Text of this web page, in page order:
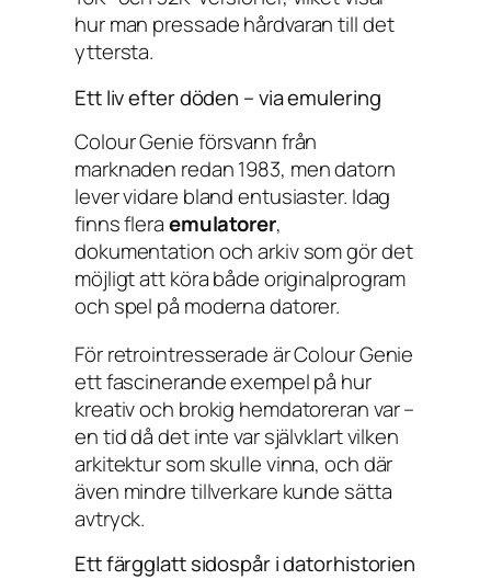
hur man pressade hårdvaran till det
yttersta.
Ett liv efter döden – via emulering
Colour Genie försvann från
marknaden redan 1983, men datorn
lever vidare bland entusiaster. Idag
finns fleraemulatorer,
dokumentation och arkiv som gör det
möjligt att köra både originalprogram
och spel på moderna datorer.
För retrointresserade är Colour Genie
ett fascinerande exempel på hur
kreativ och brokig hemdatoreran var –
en tid då det inte var självklart vilken
arkitektur som skulle vinna, och där
även mindre tillverkare kunde sätta
avtryck.
Ett färgglatt sidospår i datorhistorien